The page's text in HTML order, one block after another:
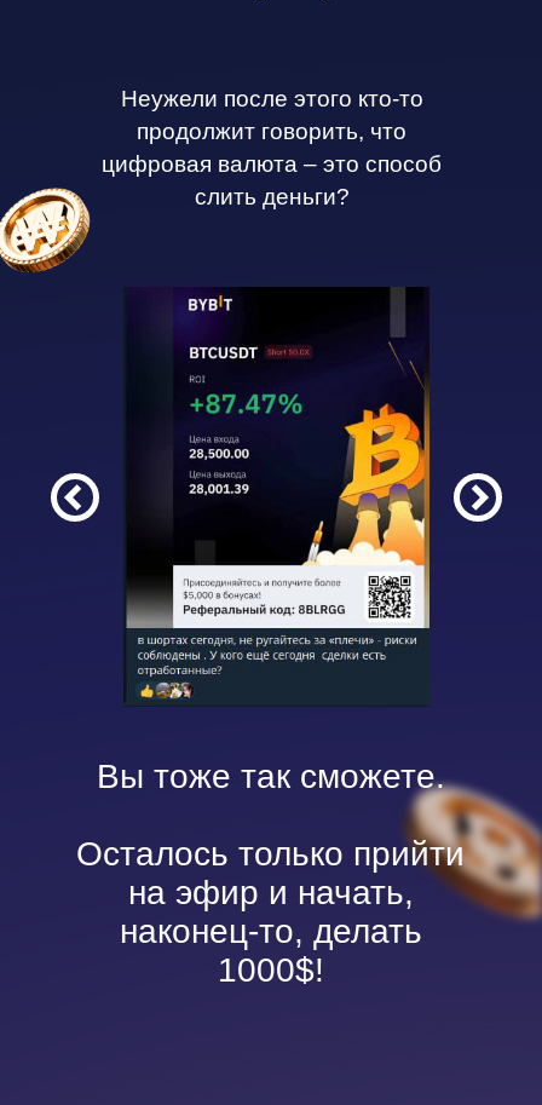
Неужели после этого кто-то
продолжит говорить, что
цифровая валюта – это способ
слить деньги?
Вы тоже так сможете.
Осталось только прийти
на эфир и начать,
наконец-то, делать
1000$!